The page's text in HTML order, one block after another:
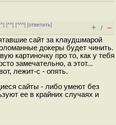
^] [^^] [^^^] [ответить]
+ / –
сайт за клаудшмарой
докеры будет чинить.
картиночку про то, как у тебя
замечательно, а этот...
лежит-с - опять.
сайты - либо умеют без
ее в крайних случаях и